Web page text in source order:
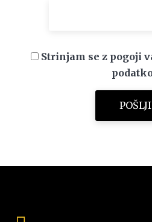
Strinjam se z pogoji